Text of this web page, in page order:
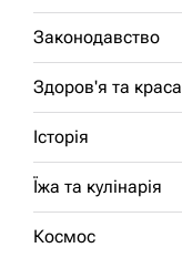
Законодавство
Здоров'я та краса
Історія
Їжа та кулінарія
Космос